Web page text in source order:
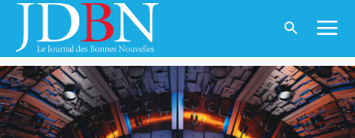
Sciences & Technologies
SCIENCES & TECHNOLOGIES